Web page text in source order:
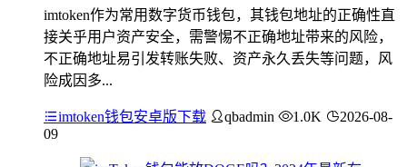
imtoken作为常用数字货币钱包，其钱包地址的正确性直
接关乎用户资产安全，需警惕不正确地址带来的风险，
不正确地址易引发转账失败、资产永久丢失等问题，风
险成因多...
imtoken钱包安卓版下载 qbadmin 1.0K
2026-08-
09